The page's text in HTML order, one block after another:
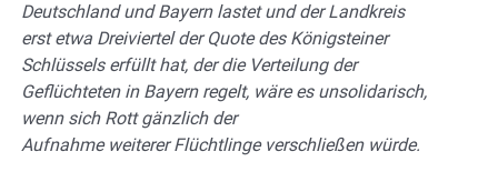
Deutschland und Bayern lastet und der Landkreis
erst etwa Dreiviertel der Quote des Königsteiner
Schlüssels erfüllt hat, der die Verteilung der
Geflüchteten in Bayern regelt, wäre es unsolidarisch,
wenn sich Rott gänzlich der
Aufnahme weiterer Flüchtlinge verschließen würde.